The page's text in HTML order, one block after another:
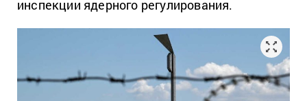
инспекции ядерного регулирования.